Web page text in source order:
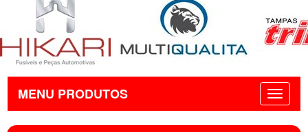
MENU PRODUTOS